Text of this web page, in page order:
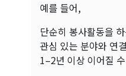
예를 들어,
단순히 봉사활동을
관심 있는 분야와 연
1–2년 이상 이어질